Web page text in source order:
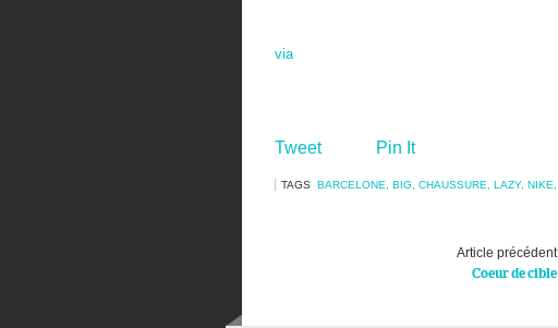
via
Tweet Pin It
TAGS BARCELONE, BIG, CHAUSSURE, LAZY, NIKE,
Article précédent
Coeur de cible